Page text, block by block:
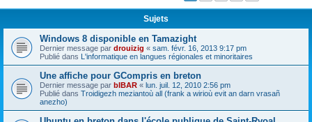
c
Sujets
Windows 8 disponible en Tamazight
Dernier message par drouizig « sam. févr. 16, 2013 9:17 pm
Publié dans L'informatique en langues régionales et minoritaires
Une affiche pour GCompris en breton
Dernier message par bIBAR « lun. juil. 12, 2010 2:56 pm
Publié dans Troidigezh meziantoù all (frank a wirioù evit an darn vrasañ
anezho)